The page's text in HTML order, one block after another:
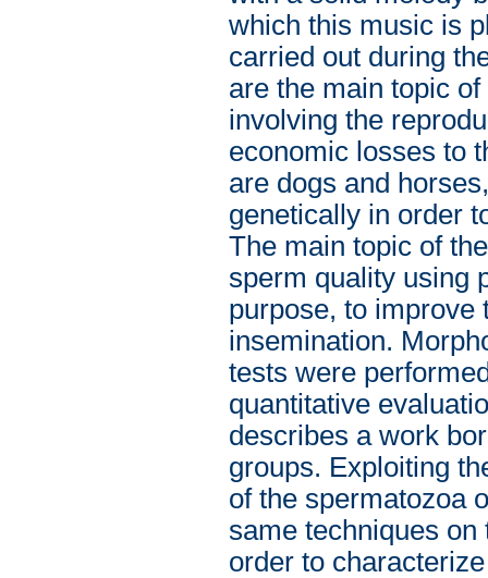
which this music is
carried out during
are the main topic
involving the
economic losses to
are dogs and
genetically in order
The main topic of
sperm quality using
purpose, to improve
insemination.
tests were
quantitative
describes a work
groups. Exploiting
of the spermatozoa
same techniques
order to